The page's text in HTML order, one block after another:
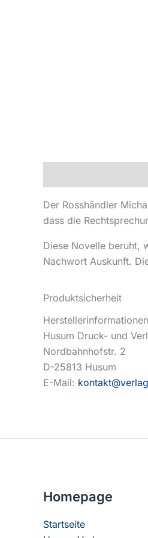
Der Rosshändler
dass die
Diese Novelle beruht,
Nachwort Auskunft.
Produktsicherheit
Herstellerinformationen
Husum Druck- und
Nordbahnhofstr. 2
D-25813 Husum
E-Mail:
Homepage
Startseite